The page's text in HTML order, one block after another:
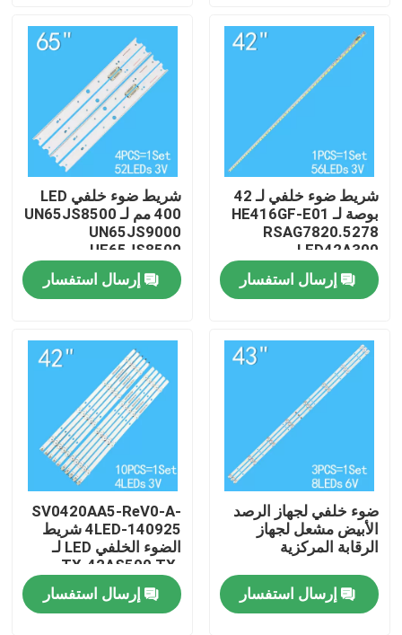
منتجات
أشرطة فيديو
معلومات عنا
جولة في المعمل
رقابة جودة
أخبار
شريط ضوء خلفي لـ 42
بوصة لـ HE416GF-E01
RSAG7820.5278
LED42A300
LED42K190
LED42G180إرسال استفسار
شريط ضوء خلفي LED
400 مم لـ UN65JS8500
UN65JS9000
UE65JS8500
UE65JS9000
إرسال استفسار
ضوء خلفي لجهاز الرصد
الأبيض مشعل لجهاز
الرقابة المركزية
إرسال استفسار
SV0420AA5-ReV0-A-
4LED-140925 شريط
الضوء الخلفي LED لـ
TX-42AS500 TX-
42ASR600 TH-
42A400E TX-
42ASW504
إرسال استفسار